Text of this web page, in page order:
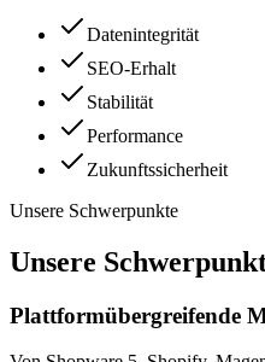
Datenintegrität
SEO-Erhalt
Stabilität
Performance
Zukunftssicherheit
Unsere Schwerpunkte
Unsere
Plattformübergreifende